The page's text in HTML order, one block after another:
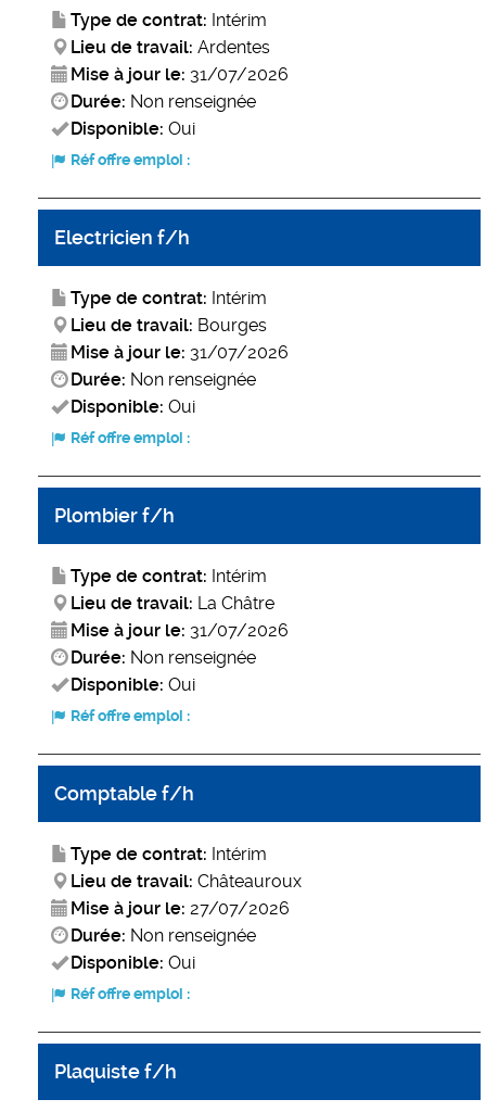
Type de contrat: Intérim
Lieu de travail: Ardentes
Mise à jour le: 31/07/2026
Durée: Non renseignée
Disponible: Oui
Réf offre emploi :
Electricien f/h
Type de contrat: Intérim
Lieu de travail: Bourges
Mise à jour le: 31/07/2026
Durée: Non renseignée
Disponible: Oui
Réf offre emploi :
Plombier f/h
Type de contrat: Intérim
Lieu de travail: La Châtre
Mise à jour le: 31/07/2026
Durée: Non renseignée
Disponible: Oui
Réf offre emploi :
Comptable f/h
Type de contrat: Intérim
Lieu de travail: Châteauroux
Mise à jour le: 27/07/2026
Durée: Non renseignée
Disponible: Oui
Réf offre emploi :
Plaquiste f/h